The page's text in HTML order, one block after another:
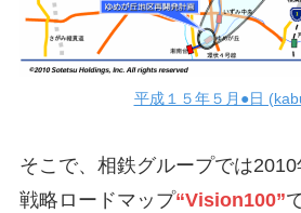
平成１５年５月●日
そこで、相鉄グループでは
戦略ロードマップ“Vision100”